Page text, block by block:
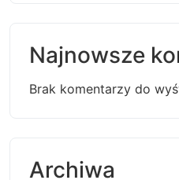
Najnowsze
Brak komentarzy do
Archiwa